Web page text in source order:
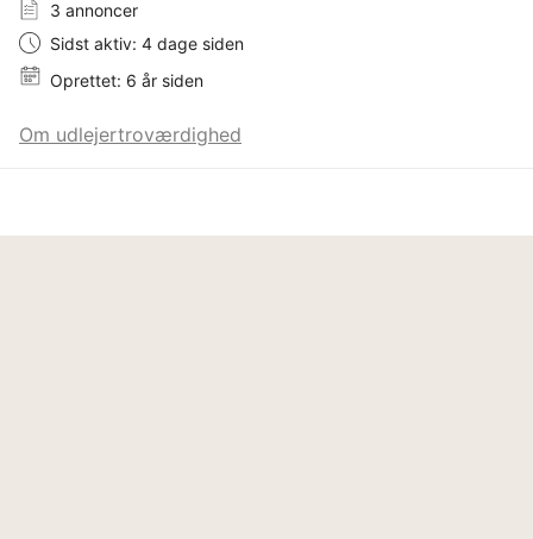
3 annoncer
Sidst aktiv: 4 dage siden
Oprettet: 6 år siden
Om udlejertroværdighed